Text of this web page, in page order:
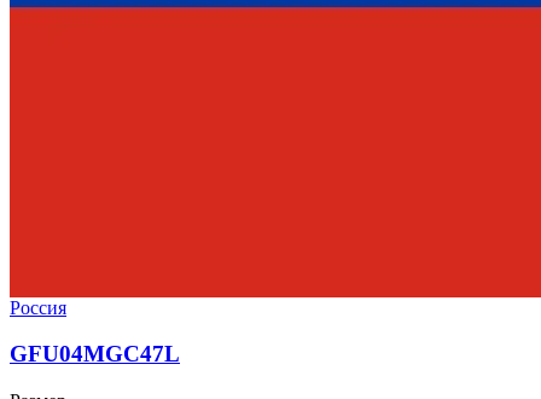
Россия
GFU04MGC47L